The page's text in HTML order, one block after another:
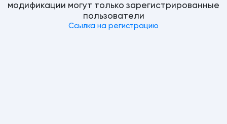
модификации могут только зарегистрированные
пользователи
Ссылка на регистрацию